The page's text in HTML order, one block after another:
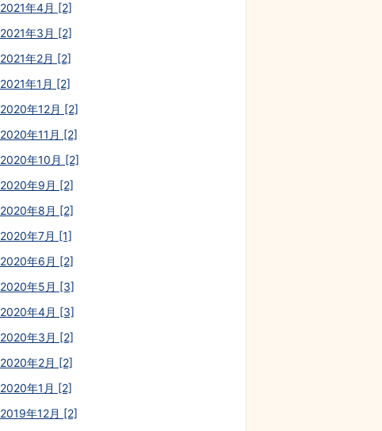
2021年4月 [2]
2021年3月 [2]
2021年2月 [2]
2021年1月 [2]
2020年12月 [2]
2020年11月 [2]
2020年10月 [2]
2020年9月 [2]
2020年8月 [2]
2020年7月 [1]
2020年6月 [2]
2020年5月 [3]
2020年4月 [3]
2020年3月 [2]
2020年2月 [2]
2020年1月 [2]
2019年12月 [2]